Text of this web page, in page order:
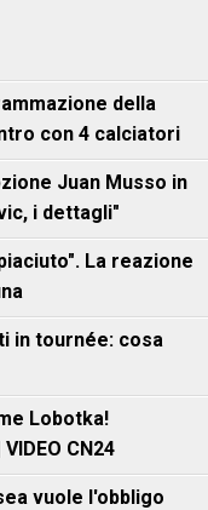
della
con 4 calciatori
Juan Musso in
i dettagli"
La reazione
in tournée: cosa
Lobotka!
CN24
vuole l'obbligo